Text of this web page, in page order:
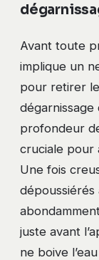
Avant toute
implique un
pour retirer
dégarnissage
profondeur
cruciale pour
Une fois
juste avant
ne boive